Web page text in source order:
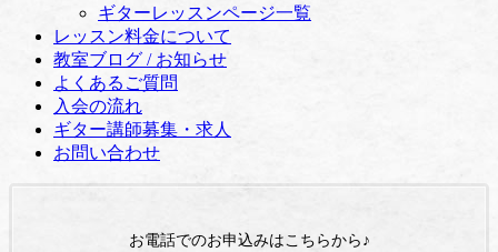
ギターレッスンページ一覧
レッスン料金について
教室ブログ / お知らせ
よくあるご質問
入会の流れ
ギター講師募集・求人
お問い合わせ
お電話でのお申込みはこちらから♪